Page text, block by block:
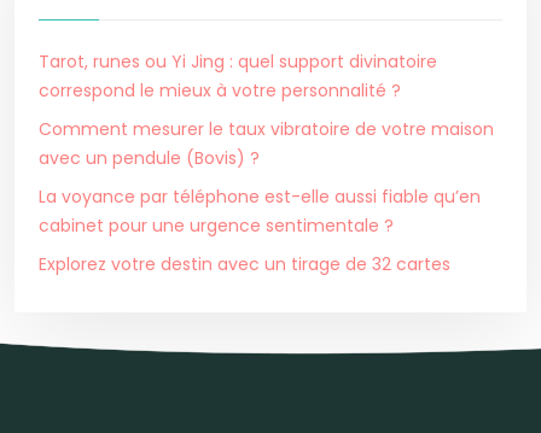
Tarot, runes ou Yi Jing : quel support divinatoire
correspond le mieux à votre personnalité ?
Comment mesurer le taux vibratoire de votre maison
avec un pendule (Bovis) ?
La voyance par téléphone est-elle aussi fiable qu’en
cabinet pour une urgence sentimentale ?
Explorez votre destin avec un tirage de 32 cartes